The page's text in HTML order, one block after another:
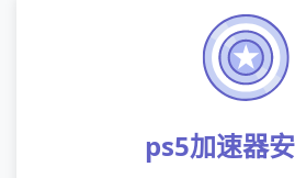
ps5加速器